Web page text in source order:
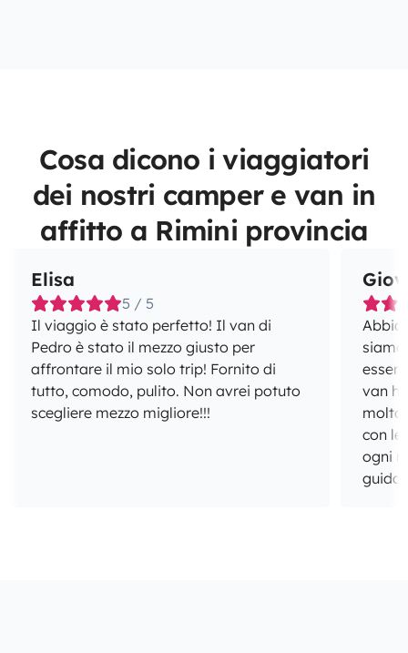
Cosa dicono i viaggiatori
dei nostri camper e van in
affitto a Rimini provincia
Elisa
5 / 5
Il viaggio è stato perfetto! Il van di
Pedro è stato il mezzo giusto per
affrontare il mio solo trip! Fornito di
tutto, comodo, pulito. Non avrei potuto
scegliere mezzo migliore!!!
van
molto
con le
ogni
guida